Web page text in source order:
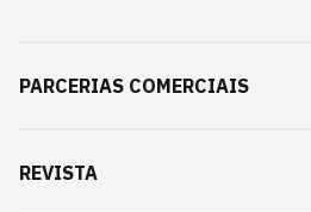
PARCERIAS COMERCIAIS
REVISTA